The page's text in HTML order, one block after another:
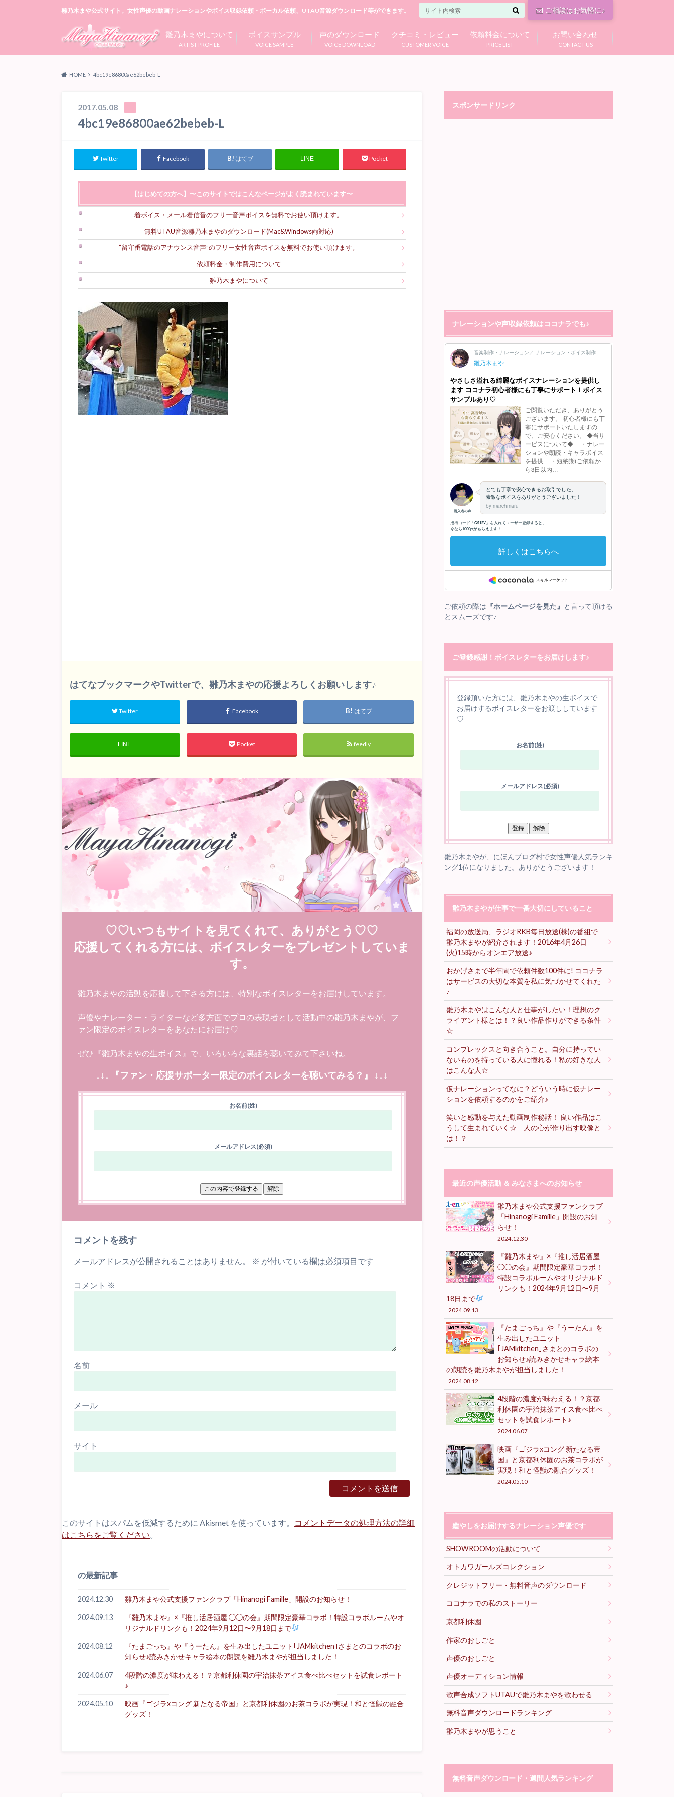
雛乃木まや公式サイト。女性声優の動画ナレーションやボイス収録依頼・ボーカル依頼、UTAU音源ダウンロード等ができます。 ご相談はお気軽に♪
ARTIST PROFILE
雛乃木まやについて
VOICE SAMPLE
ボイスサンプル
VOICE DOWNLOAD
声のダウンロード
CUSTOMER VOICE
クチコミ・レビュー
PRICE LIST
依頼料金について
CONTACT US
お問い合わせ
HOME 4bc19e86800ae62bebeb-L
2017.05.08
4bc19e86800ae62bebeb-L
Twitter Facebook はてブ LINE Pocket
【はじめての方へ】〜このサイトではこんなページがよく読まれています〜
着ボイス・メール着信音のフリー音声ボイスを無料でお使い頂けます。
無料UTAU音源雛乃木まやのダウンロード(Mac&Windows両対応)
“留守番電話のアナウンス音声”のフリー女性音声ボイスを無料でお使い頂けます。
依頼料金・制作費用について
雛乃木まやについて
はてなブックマークやTwitterで、雛乃木まやの応援よろしくお願いします♪
Twitter Facebook はてブ
LINE Pocket feedly
♡♡いつもサイトを見てくれて、ありがとう♡♡
応援してくれる方には、ボイスレターをプレゼントしていま
す。
雛乃木まやの活動を応援して下さる方には、特別なボイスレターをお届けしています。
声優やナレーター・ライターなど多方面でプロの表現者として活動中の雛乃木まやが、フ
ァン限定のボイスレターをあなたにお届け♡
ぜひ『雛乃木まやの生ボイス』で、いろいろな裏話を聴いてみて下さいね。
↓↓↓ 『ファン・応援サポーター限定のボイスレターを聴いてみる？』 ↓↓↓
お名前(姓)
メールアドレス(必須)
コメントを残す
メールアドレスが公開されることはありません。 ※ が付いている欄は必須項目です
コメント ※
名前
メール
サイト
このサイトはスパムを低減するために Akismet を使っています。
コメントデータの処理方法の詳細
はこちらをご覧ください。
の最新記事
2024.12.30 雛乃木まや公式支援ファンクラブ「Hinanogi Famille」開設のお知らせ！
2024.09.13
『雛乃木まや』×『推し活居酒屋 ◯◯の会』期間限定豪華コラボ！特設コラボルームやオ
リジナルドリンクも！2024年9月12日〜9月18日まで
2024.08.12
『たまごっち』や『うーたん』を生み出したユニット｢JAMkitchen｣さまとのコラボのお
知らせ♪読みきかせキャラ絵本の朗読を雛乃木まやが担当しました！
2024.06.07
4段階の濃度が味わえる！？京都利休園の宇治抹茶アイス食べ比べセットを試食レポート
♪
2024.05.10
映画『ゴジラxコング 新たなる帝国』と京都利休園のお茶コラボが実現！和と怪獣の融合
グッズ！
スポンサードリンク
ナレーションや声収録依頼はココナラでも♪
ご依頼の際は 『ホームページを見た』 と言って頂ける
とスムーズです♪
ご登録感謝！ボイスレターをお届けします♪
登録頂いた方には、雛乃木まやの生ボイスで
お届けするボイスレターをお渡ししています
♡
お名前(姓)
メールアドレス(必須)
雛乃木まやが、にほんブログ村で女性声優人気ランキ
ング1位になりました。ありがとうございます！
雛乃木まやが仕事で一番大切にしていること
福岡の放送局、ラジオRKB毎日放送(株)の番組で
雛乃木まやが紹介されます！2016年4月26日
(火)15時からオンエア放送♪
おかげさまで半年間で依頼件数100件に! ココナラ
はサービスの大切な本質を私に気づかせてくれた
♪
雛乃木まやはこんな人と仕事がしたい！理想のク
ライアント様とは！？良い作品作りができる条件
☆
コンプレックスと向き合うこと。自分に持ってい
ないものを持っている人に憧れる！私の好きな人
はこんな人☆
仮ナレーションってなに？どういう時に仮ナレー
ションを依頼するのかをご紹介♪
笑いと感動を与えた動画制作秘話！ 良い作品はこ
うして生まれていく☆ 人の心が作り出す映像と
は！？
最近の声優活動 ＆ みなさまへのお知らせ
雛乃木まや公式支援ファンクラブ
「Hinanogi Famille」開設のお知
らせ！
2024.12.30
『雛乃木まや』×『推し活居酒屋
◯◯の会』期間限定豪華コラボ！
特設コラボルームやオリジナルド
リンクも！2024年9月12日〜9月
18日まで
2024.09.13
『たまごっち』や『うーたん』を
生み出したユニット
｢JAMkitchen｣さまとのコラボの
お知らせ♪読みきかせキャラ絵本
の朗読を雛乃木まやが担当しました！
2024.08.12
4段階の濃度が味わえる！？京都
利休園の宇治抹茶アイス食べ比べ
セットを試食レポート♪
2024.06.07
映画『ゴジラxコング 新たなる帝
国』と京都利休園のお茶コラボが
実現！和と怪獣の融合グッズ！
2024.05.10
癒やしをお届けするナレーション声優です
SHOWROOMの活動について
オトカワガールズコレクション
クレジットフリー・無料音声のダウンロード
ココナラでの私のストーリー
京都利休園
作家のおしごと
声優のおしごと
声優オーディション情報
歌声合成ソフトUTAUで雛乃木まやを歌わせる
無料音声ダウンロードランキング
雛乃木まやが思うこと
無料音声ダウンロード・週間人気ランキング